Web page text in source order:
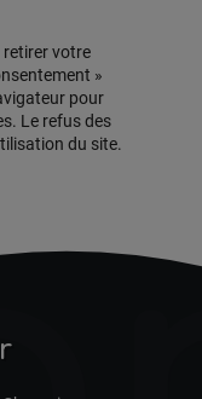
votre
»
pour
Le refus des
du site.